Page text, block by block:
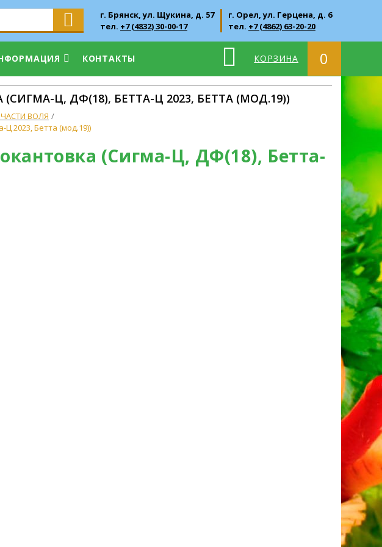
г. Брянск, ул. Щукина, д. 57
тел. +7 (4832) 30-00-17
г. Орел, ул. Герцена, д. 6
тел. +7 (4862) 63-20-20
КОРЗИНА 0
КОНТАКТЫ
Ц, ДФ(18), БЕТТА-Ц 2023, БЕТТА (МОД.19))
ВОЛЯ
2023, Бетта (мод.19))
(Сигма-Ц, ДФ(18), Бетта-